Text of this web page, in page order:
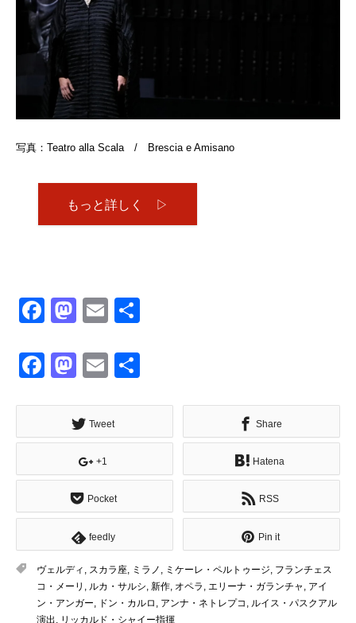
写真：Teatro alla Scala / Brescia e Amisano
もっと詳しく ▷
Facebook
Mastodon
Email
Facebook
Mastodon
Email
Tweet Share
+1 Hatena
Pocket RSS
feedly Pin it
ヴェルディ , スカラ座, ミラノ , ミケーレ・ペルトゥージ, フランチェス
コ・メーリ , ルカ・サルシ, 新作, オペラ , エリーナ・ガランチャ , アイ
ン・アンガー, ドン・カルロ , アンナ・ネトレプコ , ルイス・パスクアル
演出, リッカルド・シャイー指揮